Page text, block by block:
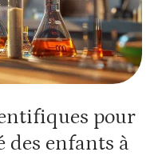
pour
des enfants à